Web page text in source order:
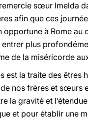
sœur Imelda
afin que ces
à Rome
plus
de la miséricorde
est la traite des
nos frères et sœurs
la gravité et
et pour établir une